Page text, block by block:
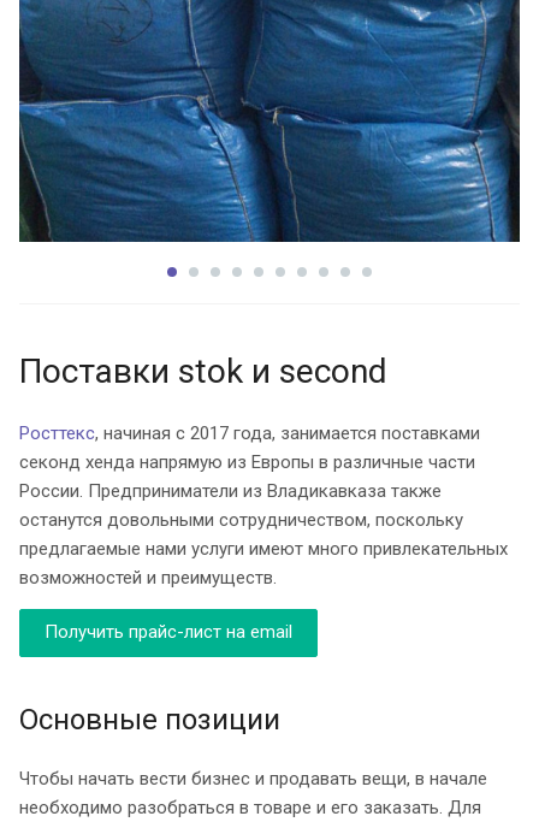
Поставки stok и second
Росттекс, начиная с 2017 года, занимается поставками
секонд хенда напрямую из Европы в различные части
России. Предприниматели из Владикавказа также
останутся довольными сотрудничеством, поскольку
предлагаемые нами услуги имеют много привлекательных
возможностей и преимуществ.
Получить прайс-лист на email
Основные позиции
Чтобы начать вести бизнес и продавать вещи, в начале
необходимо разобраться в товаре и его заказать. Для